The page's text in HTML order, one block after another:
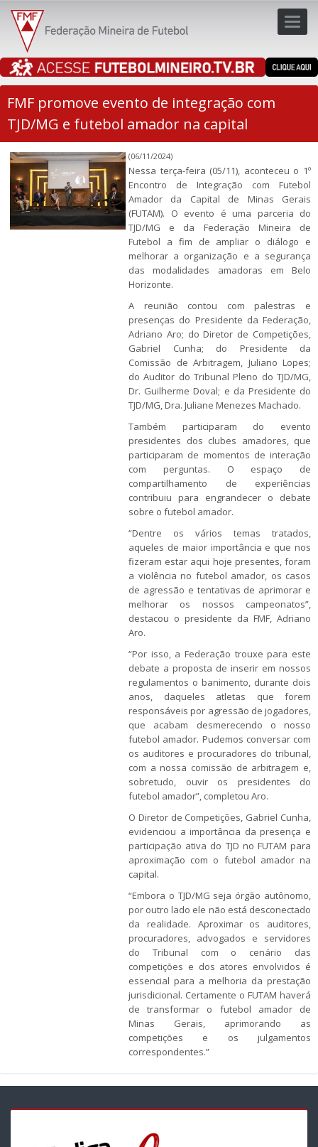
FMF promove evento de integração com
TJD/MG e futebol amador na capital
(06/11/2024)
Nessa terça-feira (05/11), aconteceu o 1º
Encontro de Integração com Futebol
Amador da Capital de Minas Gerais
(FUTAM). O evento é uma parceria do
TJD/MG e da Federação Mineira de
Futebol a fim de ampliar o diálogo e
melhorar a organização e a segurança
das modalidades amadoras em Belo
Horizonte.
A reunião contou com palestras e
presenças do Presidente da Federação,
Adriano Aro; do Diretor de Competições,
Gabriel Cunha; do Presidente da
Comissão de Arbitragem, Juliano Lopes;
do Auditor do Tribunal Pleno do TJD/MG,
Dr. Guilherme Doval; e da Presidente do
TJD/MG, Dra. Juliane Menezes Machado.
Também participaram do evento
presidentes dos clubes amadores, que
participaram de momentos de interação
com perguntas. O espaço de
compartilhamento de experiências
contribuiu para engrandecer o debate
sobre o futebol amador.
“Dentre os vários temas tratados,
aqueles de maior importância e que nos
fizeram estar aqui hoje presentes, foram
a violência no futebol amador, os casos
de agressão e tentativas de aprimorar e
melhorar os nossos campeonatos”,
destacou o presidente da FMF, Adriano
Aro.
“Por isso, a Federação trouxe para este
debate a proposta de inserir em nossos
regulamentos o banimento, durante dois
anos, daqueles atletas que forem
responsáveis por agressão de jogadores,
que acabam desmerecendo o nosso
futebol amador. Pudemos conversar com
os auditores e procuradores do tribunal,
com a nossa comissão de arbitragem e,
sobretudo, ouvir os presidentes do
futebol amador”, completou Aro.
O Diretor de Competições, Gabriel Cunha,
evidenciou a importância da presença e
participação ativa do TJD no FUTAM para
aproximação com o futebol amador na
capital.
“Embora o TJD/MG seja órgão autônomo,
por outro lado ele não está desconectado
da realidade. Aproximar os auditores,
procuradores, advogados e servidores
do Tribunal com o cenário das
competições e dos atores envolvidos é
essencial para a melhoria da prestação
jurisdicional. Certamente o FUTAM haverá
de transformar o futebol amador de
Minas Gerais, aprimorando as
competições e os julgamentos
correspondentes.”